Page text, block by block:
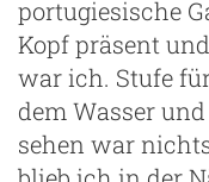
portugiesische
Kopf präsent
war ich. Stufe
dem Wasser
sehen war